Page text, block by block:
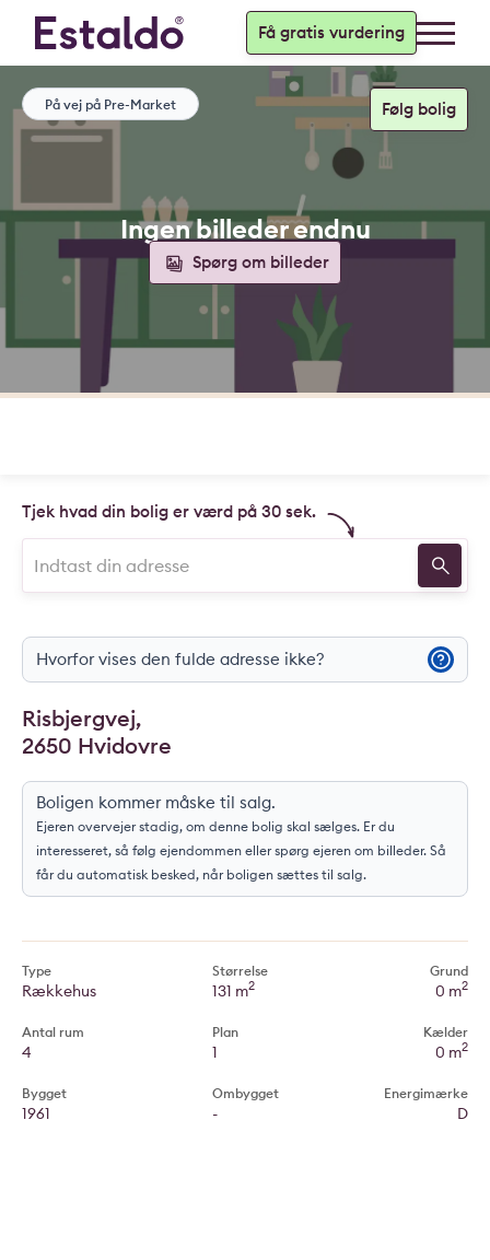
Få gratis vurdering
Ingen billeder endnu
Spørg om billeder
På vej på Pre-Market
Tjek hvad din bolig er værd på 30 sek.
Hvorfor vises den fulde adresse ikke?
Risbjergvej,
2650 Hvidovre
Boligen kommer måske til salg.
Ejeren overvejer stadig, om denne bolig skal sælges. Er du
interesseret, så følg ejendommen eller spørg ejeren om billeder. Så
får du automatisk besked, når boligen sættes til salg.
Type
Rækkehus
Antal rum
4
Bygget
1961
Størrelse
131 m2
Plan
1
Ombygget
-
Grund
0 m2
Kælder
0 m2
Energimærke
D